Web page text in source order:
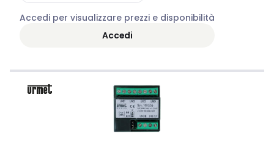
Accedi per visualizzare prezzi e disponibilità
Accedi